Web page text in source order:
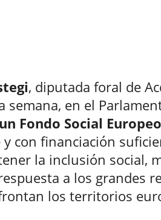
, diputada foral de
semana, en el
Fondo Social Europeo
con financiación
la inclusión social,
a los grandes
los territorios